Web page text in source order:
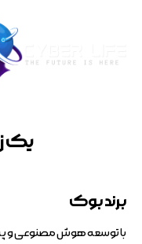
یک
برند بوک
با توسعه هوش مصنوعی و